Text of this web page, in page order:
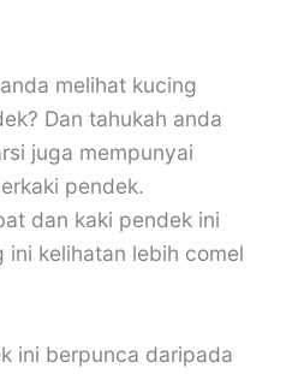
melihat kucing
Dan tahukah anda
juga mempunyai
pendek.
dan kaki pendek ini
ini kelihatan lebih comel
ini berpunca daripada